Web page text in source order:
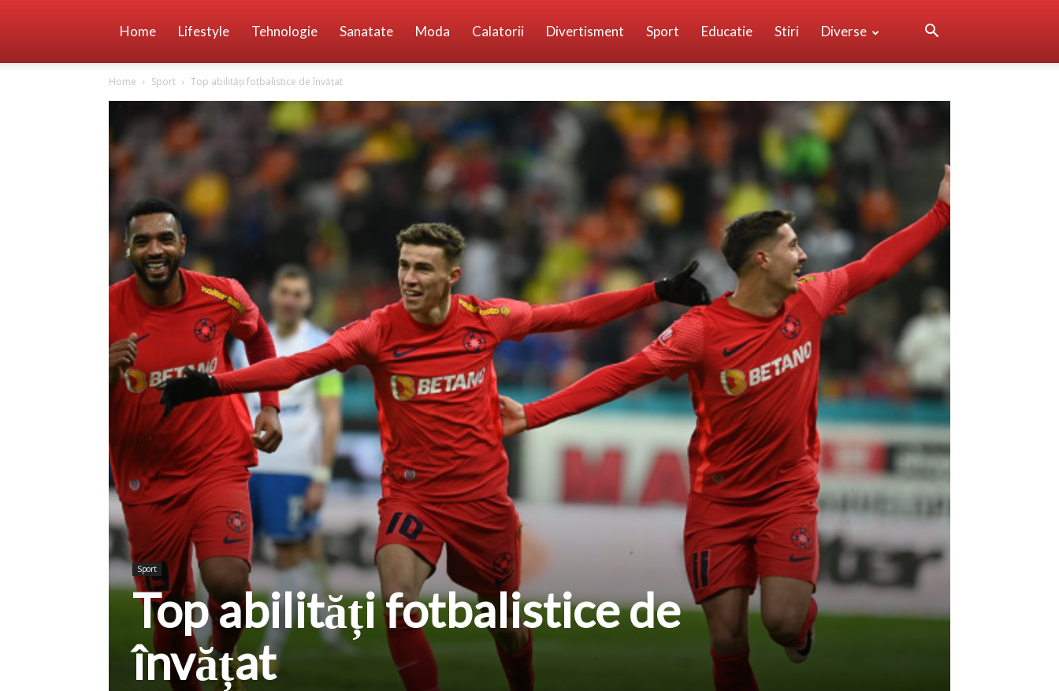
Home Lifestyle Tehnologie Sanatate Moda Calatorii Divertisment Sport Educatie Stiri Diverse
Home Sport Top abilități fotbalistice de învățat
Sport
Top abilități fotbalistice de
învățat